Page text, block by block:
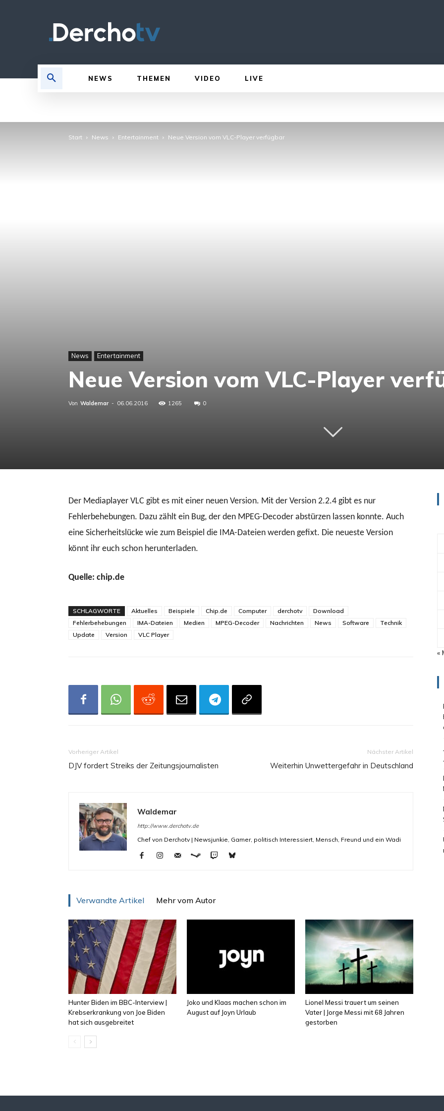
NEWS THEMEN VIDEO LIVE
Start News Entertainment Neue Version vom VLC-Player verfügbar
News Entertainment
Neue Version vom VLC-Player
Von Waldemar - 06.06.2016 1265 0
Der Mediaplayer VLC gibt es mit einer neuen Version. Mit der Version 2.2.4 gibt es nur
Fehlerbehebungen. Dazu zählt ein Bug, der den MPEG-Decoder abstürzen lassen konnte. Auch
eine Sicherheitslücke wie zum Beispiel die IMA-Dateien werden gefixt. Die neueste Version
könnt ihr euch schon herunterladen.
Quelle: chip.de
SCHLAGWORTE Aktuelles Beispiele Chip.de Computer derchotv
Download
Fehlerbehebungen
IMA-Dateien Medien MPEG-Decoder Nachrichten News Software
Technik
Update
Version VLC Player
Vorheriger Artikel
DJV fordert Streiks der Zeitungsjournalisten
Nächster Artikel
Weiterhin Unwettergefahr in Deutschland
Waldemar
http://www.derchotv.de
Chef von Derchotv | Newsjunkie, Gamer, politisch Interessiert, Mensch, Freund und ein Wadi
Verwandte Artikel Mehr vom Autor
Hunter Biden im BBC-Interview |
Krebserkrankung von Joe Biden
hat sich ausgebreitet
Joko und Klaas machen schon im
August auf Joyn Urlaub
Lionel Messi trauert um seinen
Vater | Jorge Messi mit 68 Jahren
gestorben
«